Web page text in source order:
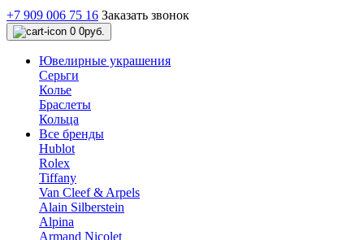
+7 909 006 75 16 Заказать звонок
0 0руб.
Ювелирные украшения
Серьги
Колье
Браслеты
Кольца
Все бренды
Hublot
Rolex
Tiffany
Van Cleef & Arpels
Alain Silberstein
Alpina
Armand Nicolet